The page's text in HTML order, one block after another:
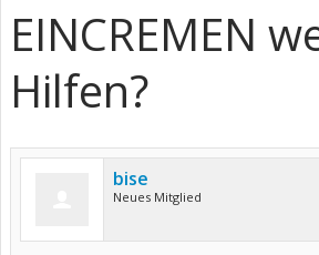
EINCREMEN
Hilfen?
bise
Neues Mitglied